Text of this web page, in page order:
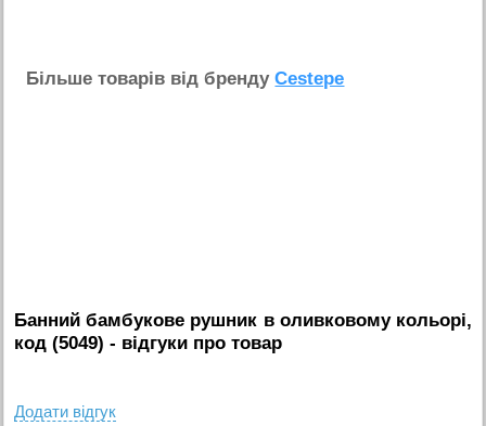
Бiльше товарiв вiд брендуCestepe
Банний бамбукове рушник в оливковому кольорі,
код (5049) - вiдгуки про товар
Додати вiдгук